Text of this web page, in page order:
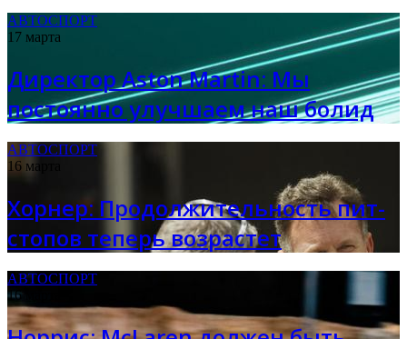
АВТОСПОРТ
17 марта
Директор Aston Martin: Мы
постоянно улучшаем наш болид
АВТОСПОРТ
16 марта
Хорнер: Продолжительность пит-
стопов теперь возрастет
АВТОСПОРТ
16 марта